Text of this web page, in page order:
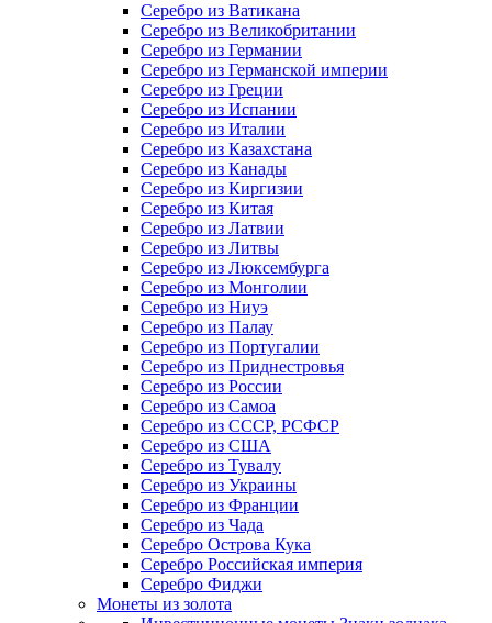
Серебро из Ватикана
Серебро из Великобритании
Серебро из Германии
Серебро из Германской империи
Серебро из Греции
Серебро из Испании
Серебро из Италии
Серебро из Казахстана
Серебро из Канады
Серебро из Киргизии
Серебро из Китая
Серебро из Латвии
Серебро из Литвы
Серебро из Люксембурга
Серебро из Монголии
Серебро из Ниуэ
Серебро из Палау
Серебро из Португалии
Серебро из Приднестровья
Серебро из России
Серебро из Самоа
Серебро из СССР, РСФСР
Серебро из США
Серебро из Тувалу
Серебро из Украины
Серебро из Франции
Серебро из Чада
Серебро Острова Кука
Серебро Российская империя
Серебро Фиджи
Монеты из золота